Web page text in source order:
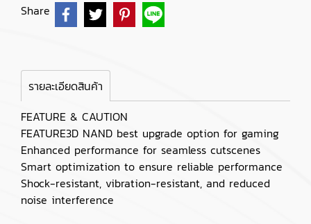
Share
รายละเอียดสินค้า
FEATURE & CAUTION
FEATURE3D NAND best upgrade option for gaming
Enhanced performance for seamless cutscenes
Smart optimization to ensure reliable performance
Shock-resistant, vibration-resistant, and reduced
noise interference